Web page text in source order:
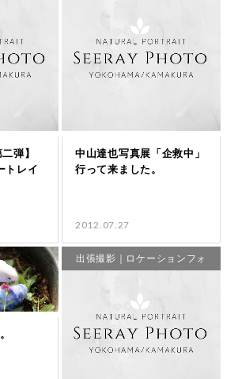
2012.07.27
出張撮影｜ロケーションフォ